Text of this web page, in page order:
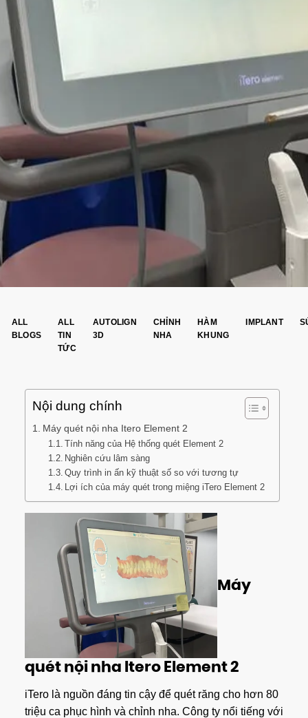
ALL
BLOGS
ALL
TIN
TỨC
AUTOLIGN
3D
CHỈNH
NHA
HÀM
KHUNG
IMPLANT
Nội dung chính
Máy quét nội nha Itero Element 2
Tính năng của Hệ thống quét Element 2
Nghiên cứu lâm sàng
Quy trình in ấn kỹ thuật số so với tương tự
Lợi ích của máy quét trong miệng iTero Element 2
Máy
quét nội nha Itero Element 2
iTero là nguồn đáng tin cậy để quét răng cho hơn 80
triệu ca phục hình và chỉnh nha. Công ty nổi tiếng với